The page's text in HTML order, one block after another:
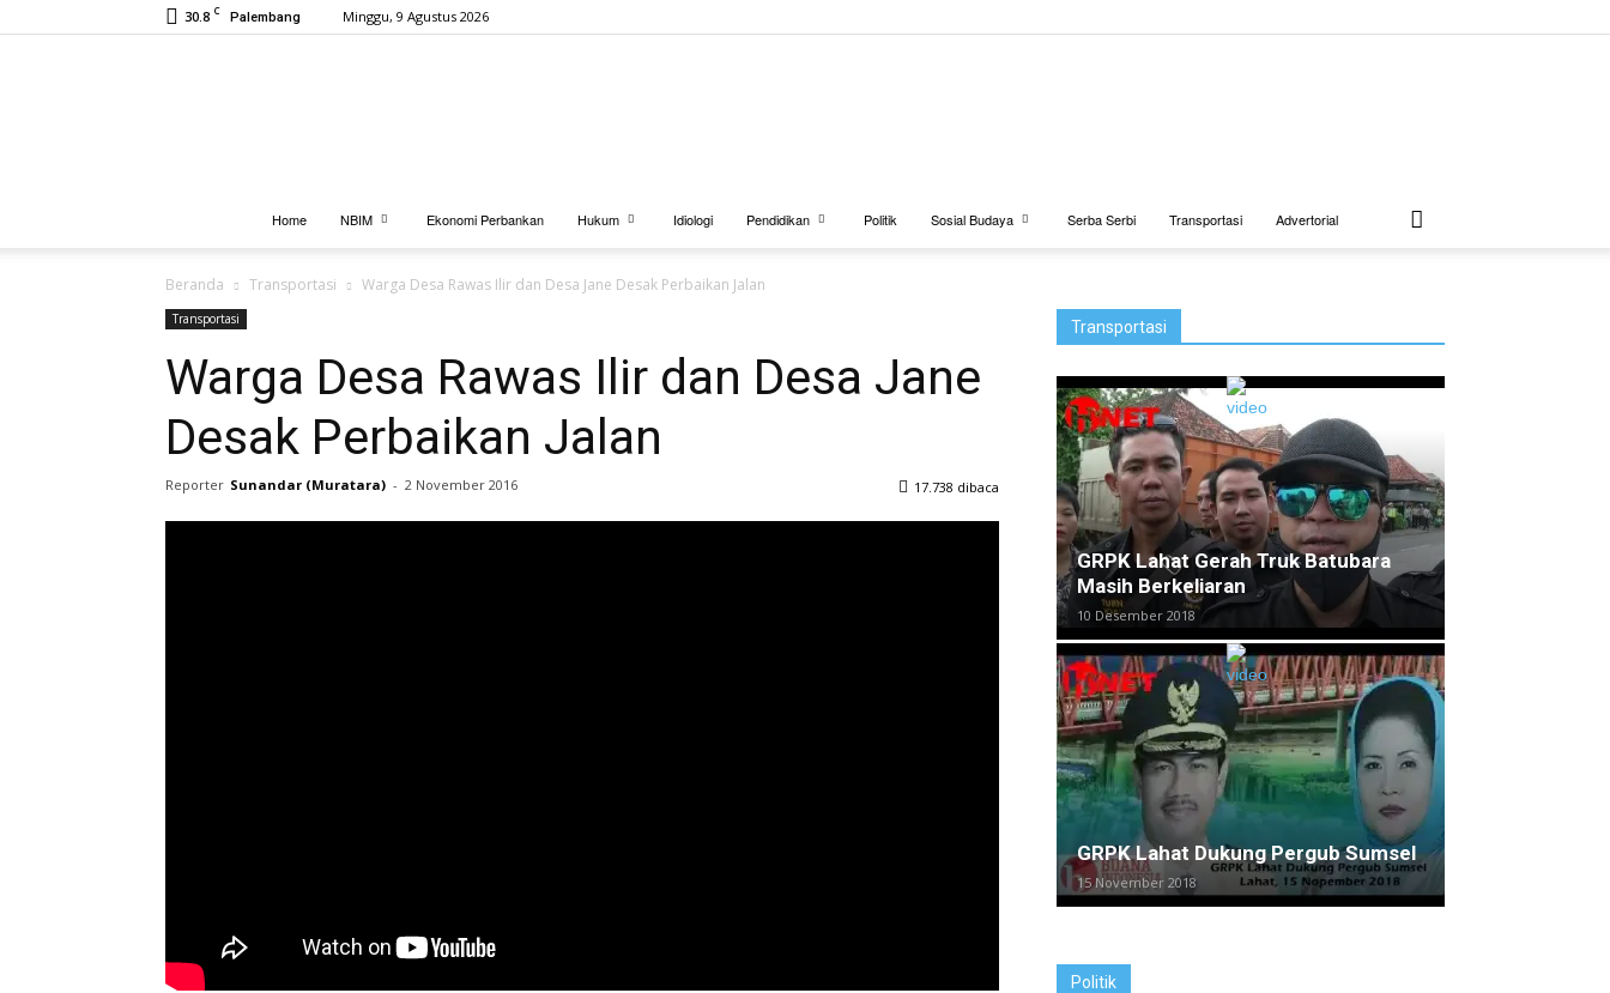
30.8 C Palembang Minggu, 9 Agustus 2026
Home
NBIM Ekonomi Perbankan Hukum Idiologi Pendidikan Politik Sosial Budaya Serba Serbi Transportasi Advertorial
Beranda Transportasi Warga Desa Rawas Ilir dan Desa Jane Desak Perbaikan Jalan
Transportasi
Warga Desa Rawas Ilir dan Desa Jane
Desak Perbaikan Jalan
Reporter Sunandar (Muratara) - 2 November 2016 17.738 dibaca
Transportasi
GRPK Lahat Gerah Truk Batubara
Masih Berkeliaran
10 Desember 2018
GRPK Lahat Dukung Pergub Sumsel
15 November 2018
Politik